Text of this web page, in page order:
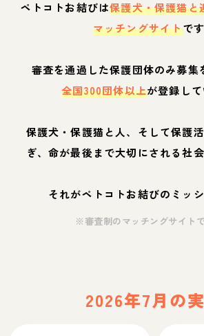
ペトコトお結びは保護犬・保護猫と
マッチングサイトです
審査を通過した保護団体のみ募集
全国300団体以上が登録して
保護犬・保護猫と人、そして保護
ぎ、命が最後まで大切にされる社
それがペトコトお結びのミッシ
※審査制のマッチングサイト
2026年7月の